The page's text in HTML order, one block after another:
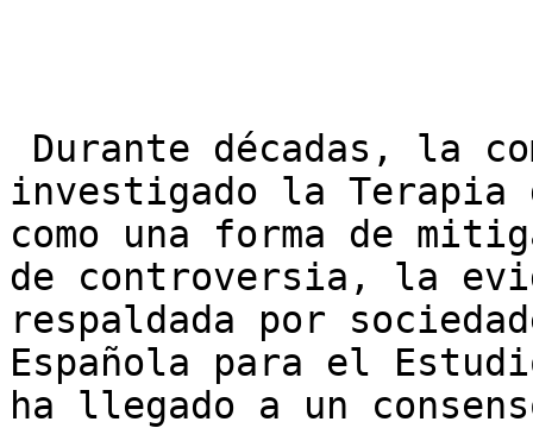
investigado la Terapia
como una forma de
de controversia, la
respaldada por
Española para el
ha llegado a un